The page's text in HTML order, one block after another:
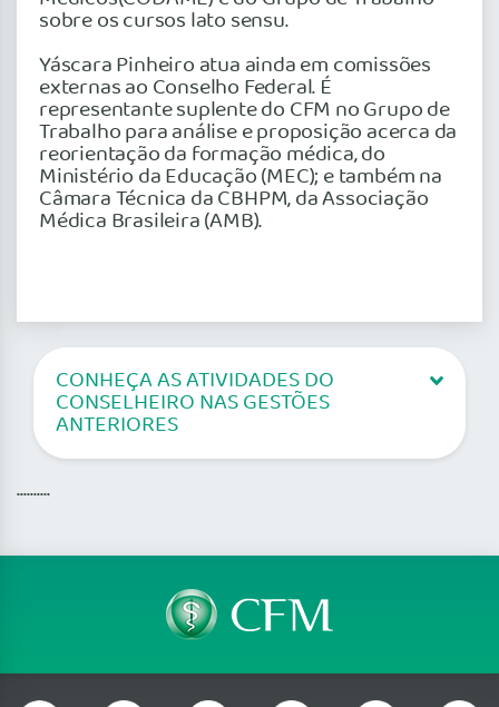
sobre os cursos lato sensu.
Yáscara Pinheiro atua ainda em comissões
externas ao Conselho Federal. É
representante suplente do CFM no Grupo de
Trabalho para análise e proposição acerca da
reorientação da formação médica, do
Ministério da Educação (MEC); e também na
Câmara Técnica da CBHPM, da Associação
Médica Brasileira (AMB).
CONHEÇA AS ATIVIDADES DO
CONSELHEIRO NAS GESTÕES
ANTERIORES
..........